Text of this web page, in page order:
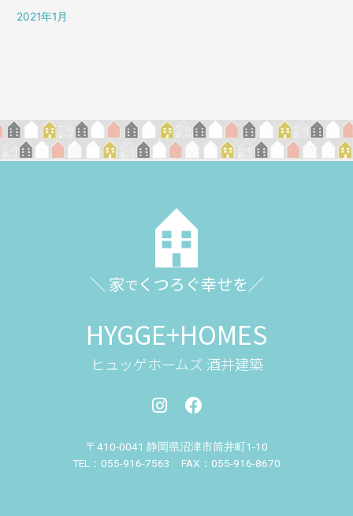
2021年1月
＼ 家で くつろぐ幸せを／
HYGGE+HOMES
ヒュッゲホームズ 酒井建築
〒410-0041 静岡県沼津市筒井町1-10
TEL：055-916-7563 FAX：055-916-8670